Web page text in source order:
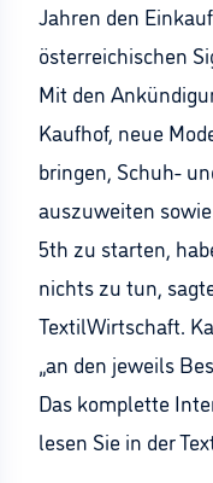
Jahren den
österreichischen
Mit den
Kaufhof, neue
bringen, Schuh-
auszuweiten
5th zu starten,
nichts zu tun,
TextilWirtschaft.
„an den jeweils
Das komplette
lesen Sie in der